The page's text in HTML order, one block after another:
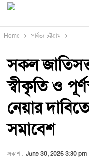
Home পার্বত্য চট্টগ্রাম
সকল
স্বীকৃতি ও
নেয়ার
সমাবেশ
প্রকাশ : June 30, 2026 3:30 pm